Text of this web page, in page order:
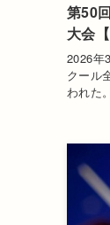
第50
大会
2026年
クール
われた